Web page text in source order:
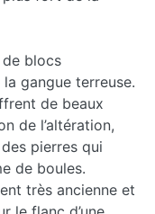
de blocs
gangue terreuse.
de beaux
de l’altération,
pierres qui
de boules.
très ancienne et